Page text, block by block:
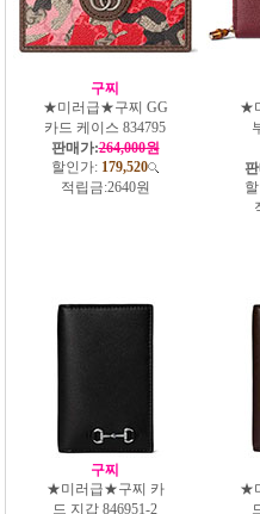
구찌
★미러급★구찌 GG
카드 케이스 834795
판매가:264,000원
할인가: 179,520
적립금:2640원
★
구찌
★미러급★구찌 카
드 지갑 846951-2
★